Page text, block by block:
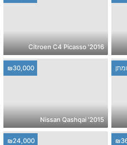
2016' Citroen C4 Picasso
₪30,000
2015' Nissan Qashqai
₪24,000